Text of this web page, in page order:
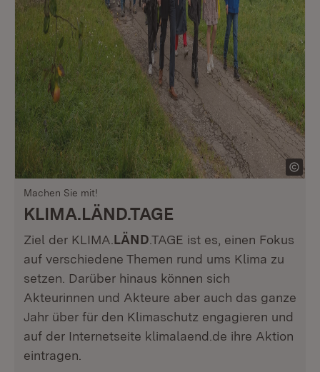
Machen Sie mit!
KLIMA.LÄND.TAGE
Ziel der KLIMA. LÄND.TAGE ist es, einen Fokus
auf verschiedene Themen rund ums Klima zu
setzen. Darüber hinaus können sich
Akteurinnen und Akteure aber auch das ganze
Jahr über für den Klimaschutz engagieren und
auf der Internetseite klimalaend.de ihre Aktion
eintragen.